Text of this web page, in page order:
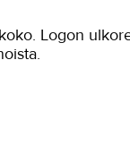
Logon